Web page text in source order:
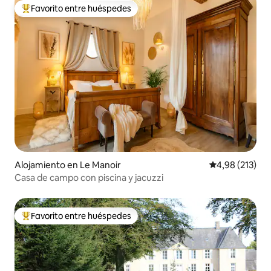
Favorito entre los huéspedes más destacados
Favorito entre huéspedes
Alojamiento en Le Manoir Calificación
4,98 (213)
Casa de campo con piscina y jacuzzi
Favorito entre los huéspedes más destacados
Favorito entre huéspedes